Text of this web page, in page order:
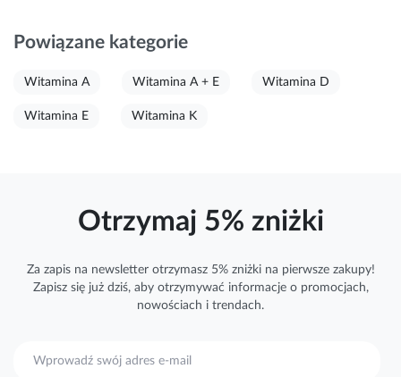
Powiązane kategorie
Witamina A Witamina A + E Witamina D
Witamina E Witamina K
Otrzymaj 5% zniżki
Za zapis na newsletter otrzymasz 5% zniżki na pierwsze zakupy!
Zapisz się już dziś, aby otrzymywać informacjeo promocjach,
nowościach i trendach.